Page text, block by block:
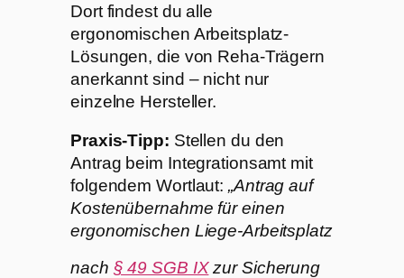
Dort findest du alle
ergonomischen Arbeitsplatz-
Lösungen, die von Reha-Trägern
anerkannt sind – nicht nur
einzelne Hersteller.
Praxis-Tipp: Stellen du den
Antrag beim Integrationsamt mit
folgendem Wortlaut: „Antrag auf
Kostenübernahme für einen
ergonomischen Liege-Arbeitsplatz
nach § 49 SGB IXzur Sicherung